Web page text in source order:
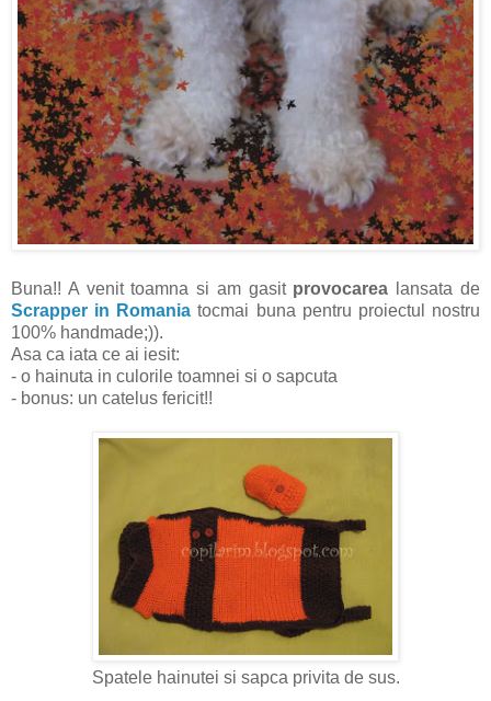
Buna!! A venit toamna si am gasit provocarea lansata de
Scrapper in Romania tocmai buna pentru proiectul nostru
100% handmade;)).
Asa ca iata ce ai iesit:
- o hainuta in culorile toamnei si o sapcuta
- bonus: un catelus fericit!!
Spatele hainutei si sapca privita de sus.